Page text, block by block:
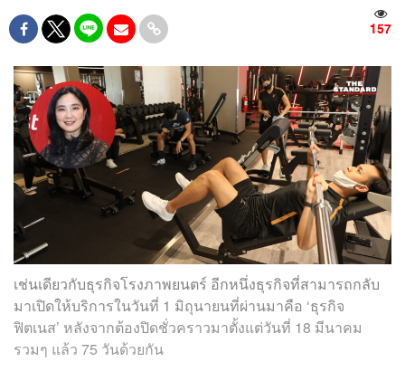
157
เช่นเดียวกับธุรกิจโรงภาพยนตร์ อีกหนึ่งธุรกิจที่สามารถกลับ
มาเปิดให้บริการในวันที่ 1 มิถุนายนที่ผ่านมาคือ ‘ธุรกิจ
ฟิตเนส’ หลังจากต้องปิดชั่วคราวมาตั้งแต่วันที่ 18 มีนาคม
รวมๆ แล้ว 75 วันด้วยกัน